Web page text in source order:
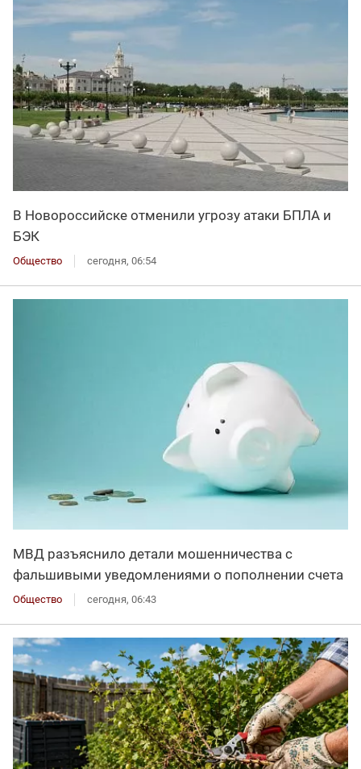
В Новороссийске отменили угрозу атаки БПЛА и
БЭК
Общество сегодня, 06:54
МВД разъяснило детали мошенничества с
фальшивыми уведомлениями о пополнении счета
Общество сегодня, 06:43